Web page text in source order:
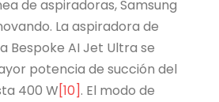
de aspiradoras, Samsung
La aspiradora de
Bespoke AI Jet Ultra se
potencia de succión del
400 W[10]. El modo de